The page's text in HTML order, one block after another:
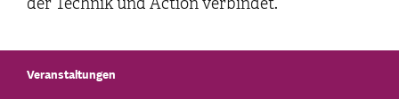
Veranstaltungen